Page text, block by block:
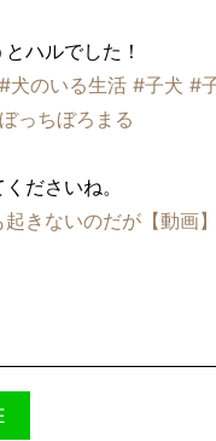
ハルでした！
#犬のいる生活 #子犬 #
っちぼろまる
ださいね。
きないのだが【動画】